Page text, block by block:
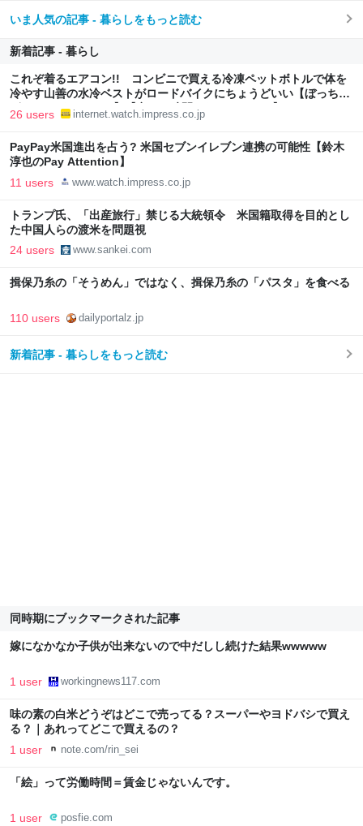
いま人気の記事 - 暮らしをもっと読む
新着記事 - 暮らし
これぞ着るエアコン!! コンビニで買える冷凍ペットボトルで体を
冷やす山善の水冷ベストがロードバイクにちょうどいい【ぼっち・
ざ・ろーど！その14】【空いた時間でなにしてる？】
26 users internet.watch.impress.co.jp
PayPay米国進出を占う? 米国セブンイレブン連携の可能性【鈴木
淳也のPay Attention】
11 users www.watch.impress.co.jp
トランプ氏、「出産旅行」禁じる大統領令 米国籍取得を目的とし
た中国人らの渡米を問題視
24 users www.sankei.com
揖保乃糸の「そうめん」ではなく、揖保乃糸の「パスタ」を食べる
110 users dailyportalz.jp
新着記事 - 暮らしをもっと読む
同時期にブックマークされた記事
嫁になかなか子供が出来ないので中だしし続けた結果wwwww
1 user workingnews117.com
味の素の白米どうぞはどこで売ってる？スーパーやヨドバシで買え
る？｜あれってどこで買えるの？
1 user note.com/rin_sei
「絵」って労働時間＝賃金じゃないんです。
1 user posfie.com